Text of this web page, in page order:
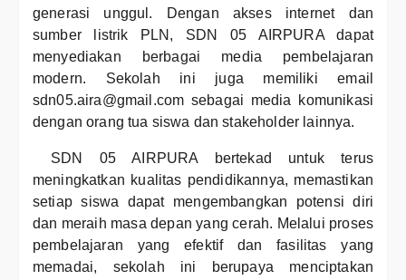
generasi unggul. Dengan akses internet dan
sumber listrik PLN, SDN 05 AIRPURA dapat
menyediakan berbagai media pembelajaran
modern. Sekolah ini juga memiliki email
sdn05.aira@gmail.com sebagai media komunikasi
dengan orang tua siswa dan stakeholder lainnya.
SDN 05 AIRPURA bertekad untuk terus
meningkatkan kualitas pendidikannya, memastikan
setiap siswa dapat mengembangkan potensi diri
dan meraih masa depan yang cerah. Melalui proses
pembelajaran yang efektif dan fasilitas yang
memadai, sekolah ini berupaya menciptakan